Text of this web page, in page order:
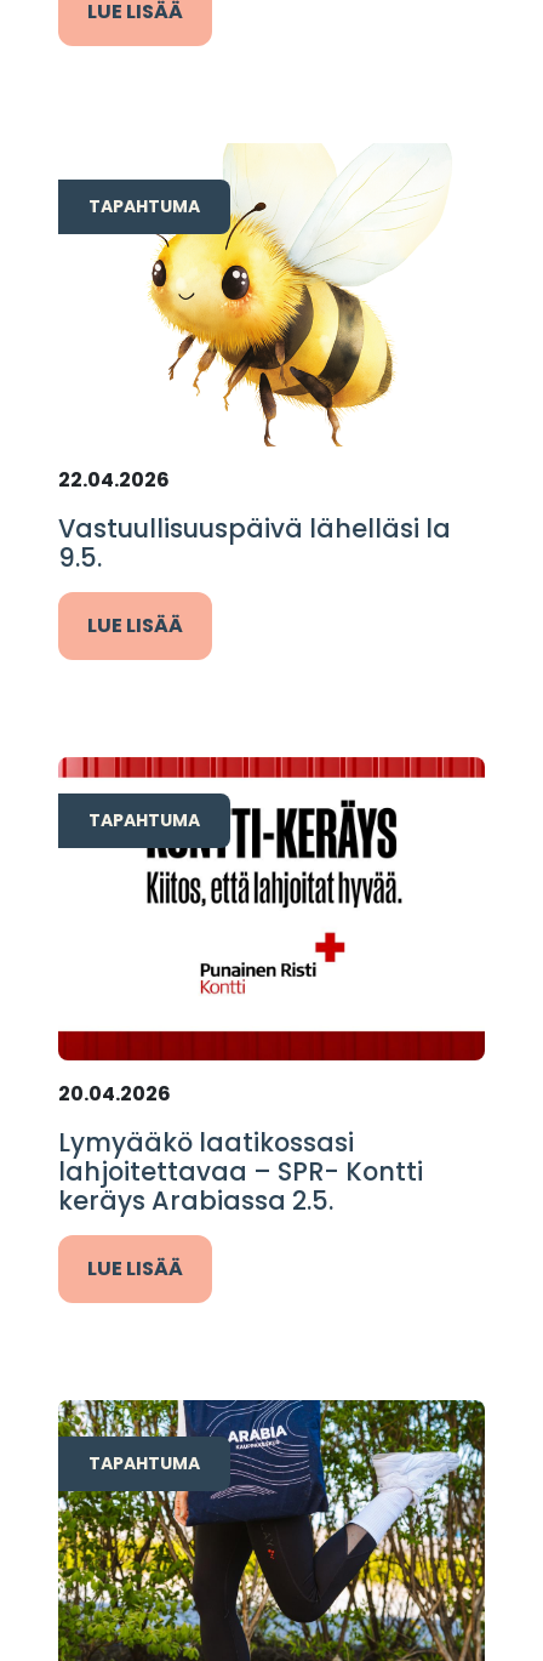
LUE LISÄÄ
TAPAHTUMA
22.04.2026
Vastuullisuuspäivä lähelläsi la
9.5.
LUE LISÄÄ
TAPAHTUMA
20.04.2026
Lymyääkö laatikossasi
lahjoitettavaa – SPR- Kontti
keräys Arabiassa 2.5.
LUE LISÄÄ
TAPAHTUMA